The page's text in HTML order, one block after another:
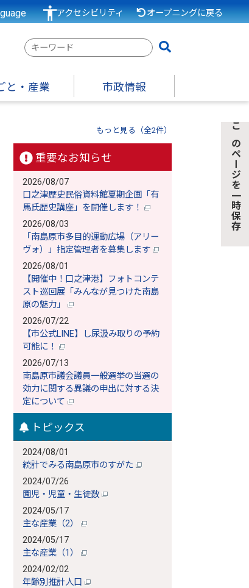
アクセシビリティ オープニングに戻る
検
ー
ワ
と・産業 市政情報
もっと見る（全2件）
重要なお知らせ
2026/08/07
口之津歴史民俗資料館夏期企画「有
馬氏歴史講座」を開催します！
2026/08/03
「南島原市多目的運動広場（アリー
ヴォ）」指定管理者を募集します
2026/08/01
【開催中！口之津港】フォトコンテ
スト巡回展「みんなが見つけた南島
原の魅力」
2026/07/22
【市公式LINE】し尿汲み取りの予約
可能に！
2026/07/13
南島原市議会議員一般選挙の当選の
効力に関する異議の申出に対する決
定について
トピックス
2024/08/01
統計でみる南島原市のすがた
2024/07/26
園児・児童・生徒数
2024/05/17
主な産業（2）
2024/05/17
主な産業（1）
2024/02/02
年齢別推計人口
このページを一時保存